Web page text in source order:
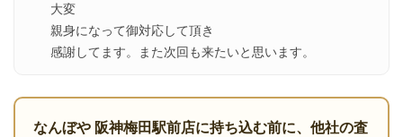
大変
親身になって御対応して頂き
感謝してます。また次回も来たいと思います。
なんぼや 阪神梅田駅前店に持ち込む前に、他社の査